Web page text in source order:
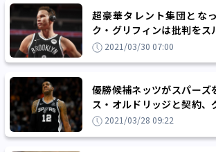
超豪華タレント集団とな
ク・グリフィンは批判をス
終わった、と言ってたのに（
2021/03/30 07:00
優勝候補ネッツがスパーズ
ス・オルドリッジと契約
イアウトからの大型補強に成
2021/03/28 09:22